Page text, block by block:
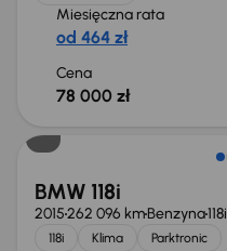
Miesięczna rata
od 464 zł
Cena
78 000 zł
BMW 118i
2015262 096 kmBenzyna118i
118i Klima Parktronic